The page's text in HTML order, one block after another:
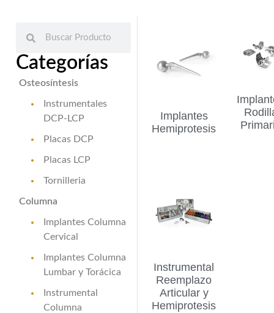
Implantes
Hemiprotesis
Instrumental
Reemplazo
Articular y
Hemiprotesis
Categorías
Osteosíntesis
Instrumentales
DCP-LCP
Placas DCP
Placas LCP
Tornilleria
Columna
Implantes Columna
Cervical
Implantes Columna
Lumbar y Torácica
Instrumental
Columna